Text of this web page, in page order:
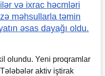
və ixrac həcmləri
məhsullarla təmin
əsas dayağı oldu.
olundu. Yeni proqramlar
aktiv iştirak